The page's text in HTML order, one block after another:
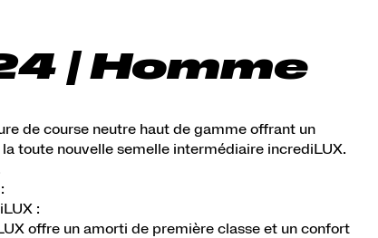
| Homme
de course neutre haut de gamme offrant un
toute nouvelle semelle intermédiaire incrediLUX.
:
offre un amorti de première classe et un confort